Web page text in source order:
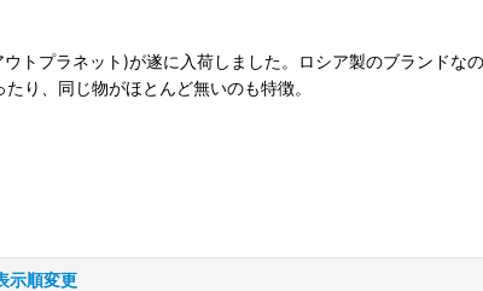
トプラネット)が遂に入荷しました。ロシア製のブランドな
り、同じ物がほとんど無いのも特徴。
示順変更